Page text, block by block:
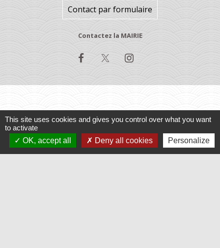
Contact par formulaire
Contactez la MAIRIE
Jumelages
Baruchowo, Pologne
This site uses cookies and gives you control over what you want
to activate
OK, accept all
Deny all cookies Personalize